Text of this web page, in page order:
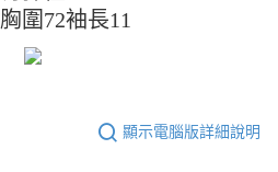
期」之契約關係目的，商店將以您的個人
供予台灣大哥大進項蒐集、處理及利用，
需資料之確認、核對及更正。
連結：
後付 」之結帳頁面顯示為準，若有關於
support/home
個人資料，並將交易相關給付款項請求債
)免運費
圍72袖長11
顯示電腦版詳細說明